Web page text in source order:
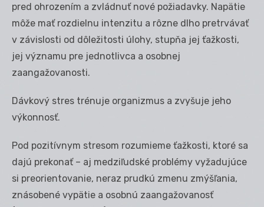
pred ohrozením a zvládnuť nové požiadavky. Napätie
môže mať rozdielnu intenzitu a rôzne dlho pretrvávať
v závislosti od dôležitosti úlohy, stupňa jej ťažkosti,
jej významu pre jednotlivca a osobnej
zaangažovanosti.
Dávkový stres trénuje organizmus a zvyšuje jeho
výkonnosť.
Pod pozitívnym stresom rozumieme ťažkosti, ktoré sa
dajú prekonať – aj medziľudské problémy vyžadujúce
si preorientovanie, neraz prudkú zmenu zmýšľania,
znásobené vypätie a osobnú zaangažovanosť